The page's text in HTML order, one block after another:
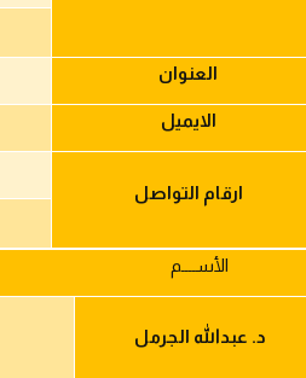
العنوان
الايميل
ارقام التواصل
الأســــم
د. عبدالله الجرمل